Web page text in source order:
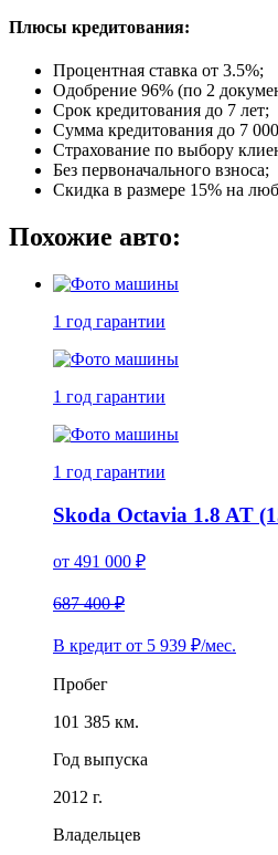
Плюсы кредитования:
Процентная ставка от 3.5%;
Одобрение 96% (по 2
Срок кредитования до 7 лет;
Сумма кредитования до 7
Страхование по выбору
Без первоначального взноса;
Скидка в размере 15% на
Похожие авто:
1 год гарантии
1 год гарантии
1 год гарантии
Skoda Octavia 1.8 AT
от 491 000 ₽
687 400 ₽
В кредит от 5 939 ₽/мес.
Пробег
101 385 км.
Год выпуска
2012 г.
Владельцев